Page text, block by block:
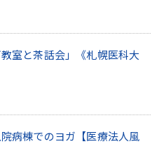
室と茶話会」《札幌医科大
病棟でのヨガ【医療法人風